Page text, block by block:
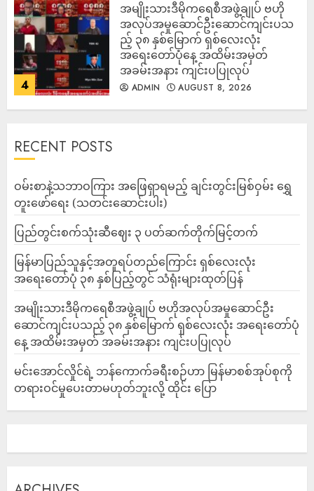
4
အမျိုးသားဒီမိုကရေစီအဖွဲ့ချုပ် ဗဟို
အလုပ်အမှုဆောင်ဦးဆောင်ကျင်းပသ
ည့် ၃၈ နှစ်မြောက် ရှစ်လေးလုံး
အရေးတော်ပုံနေ့ အထိမ်းအမှတ်
အခမ်းအနား ကျင်းပပြုလုပ်
ADMIN AUGUST 8, 2026
RECENT POSTS
ဝမ်းစာနဲ့သဘာဝကြား အဖြေရှာရမည့် ချင်းတွင်းမြစ်ဝှမ်း ရွှေ
တူးဖော်ရေး (သတင်းဆောင်းပါး)
ပြည်တွင်းစက်သုံးဆီဈေး ၃ ပတ်ဆက်တိုက်မြင့်တက်
မြန်မာပြည်သူနှင့်အတူရပ်တည်ကြောင်း ရှစ်လေးလုံး
အရေးတော်ပုံ ၃၈ နှစ်ပြည့်တွင် သံရုံးများထုတ်ပြန်
အမျိုးသားဒီမိုကရေစီအဖွဲ့ချုပ် ဗဟိုအလုပ်အမှုဆောင်ဦး
ဆောင်ကျင်းပသည့် ၃၈ နှစ်မြောက် ရှစ်လေးလုံး အရေးတော်ပုံ
နေ့ အထိမ်းအမှတ် အခမ်းအနား ကျင်းပပြုလုပ်
မင်းအောင်လှိုင်ရဲ့ ဘန်ကောက်ခရီးစဉ်ဟာ မြန်မာစစ်အုပ်စုကို
တရားဝင်မှုပေးတာမဟုတ်ဘူးလို့ ထိုင်း ပြော